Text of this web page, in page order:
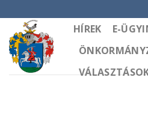
to
content
HÍREK E-